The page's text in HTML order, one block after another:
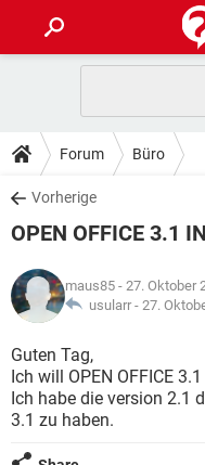
ANDROID
WINDOWS 10
WHATSAPP
FACEBOOK
TIPPS & TRICKS
SPIELE
WHATSAPP
FACEBOOK
DOWNLOADS
SPIELE
ANDROID
WINDOWS 10
WHATSAPP
FACEBOOK
SPIELE
ANDROID
WINDOWS 10
WHATSAPP
LEXIKON
SPIELE
ANDROID
WINDOWS 10
WHATSAPP
Forum Büro
Vorherige
OPEN OFFICE 3.1
maus85 - 27. Oktober
usularr - 27.
Guten Tag,
Ich will OPEN OFFICE
Ich habe die version 2.1
3.1 zu haben.